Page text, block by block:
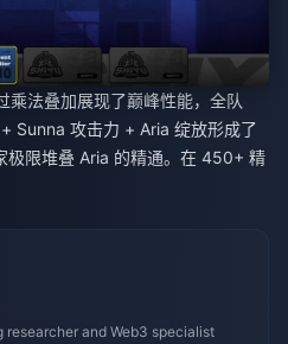
法叠加展现了巅峰性能，全队
Sunna 攻击力 + Aria 绽放形成了
极限堆叠 Aria 的精通。在 450+ 精
researcher and Web3 specialist